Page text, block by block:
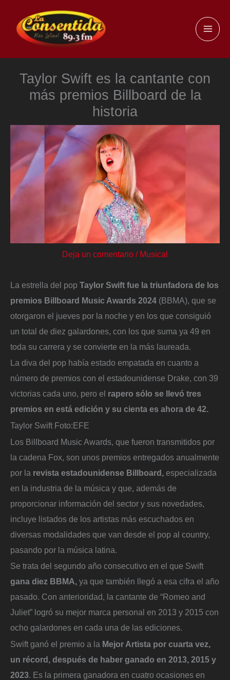
contenido
Taylor Swift es la cantante con
más premios Billboard de la
historia
Deja un comentario / Musical
La estrella del pop Taylor Swift fue la triunfadora de los
premios Billboard Music Awards 2024 (BBMA), que se
otorgaron el jueves por la noche y en los que consiguió
un total de diez galardones, con los que suma ya 49 en
toda su carrera y se convierte en la más laureada.
La diva del pop había estado empatada en cuanto a
número de premios con el estadounidense Drake, con 39
victorias cada uno, pero el rapero sólo se llevó tres
premios en está edición y su cienta es ahora de 42.
Taylor Swift Foto:EFE
Los Billboard Music Awards, que fueron transmitidos por
la cadena Fox, son unos premios entregados anualmente
por la revista estadounidense Billboard, especializada
en la industria de la música y que, además de
proporcionar información del sector y sus novedades,
incluye listados de los artistas más escuchados en
diversas modalidades que van desde el pop al country,
pasando por la música latina.
Se trata del segundo año consecutivo en el que Swift
gana diez BBMA, ya que también llegó a esa cifra el año
pasado. Con anterioridad, la cantante de “Romeo and
Juliet” logró su mejor marca personal en 2013 y 2015 con
ocho galardones en cada una de las ediciones.
Swift ganó el premio a la Mejor Artista por cuarta vez,
un récord, después de haber ganado en 2013, 2015 y
2023. Es la primera ganadora en cuatro ocasiones en